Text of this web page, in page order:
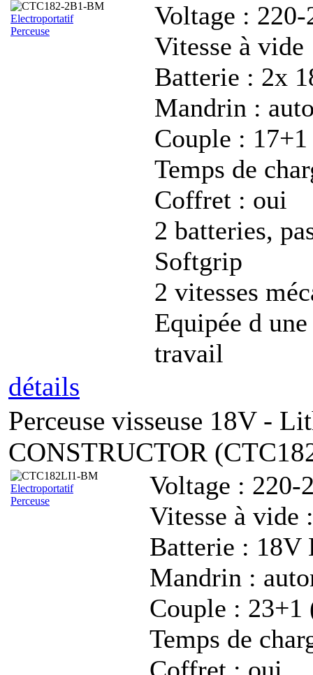
Electroportatif
Perceuse
Voltage :
Vitesse à
Batterie : 2x
Mandrin :
Couple :
Temps de
Coffret : oui
2 batteries,
Softgrip
2 vitesses
Equipée d
travail
détails
Perceuse visseuse 18V -
CONSTRUCTOR
Electroportatif
Perceuse
Voltage : 220-
Vitesse à vide
Batterie :
Mandrin :
Couple :
Temps de